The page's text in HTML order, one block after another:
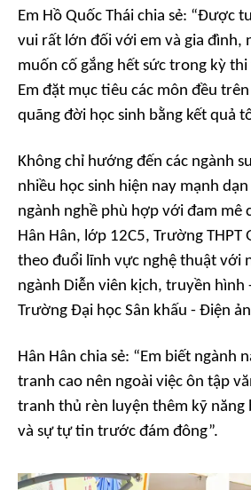
Em Hồ Quốc Thái chia sẻ: “Được
vui rất lớn đối với em và gia đình,
muốn cố gắng hết sức trong kỳ thi
Em đặt mục tiêu các môn đều
quãng đời học sinh bằng kết quả
Không chỉ hướng đến các ngành
nhiều học sinh hiện nay mạnh
ngành nghề phù hợp với đam mê
Hân Hân, lớp 12C5, Trường THPT
theo đuổi lĩnh vực nghệ thuật với
ngành Diễn viên kịch, truyền hình
Trường Đại học Sân khấu - Điện
Hân Hân chia sẻ: “Em biết ngành
tranh cao nên ngoài việc ôn tập
tranh thủ rèn luyện thêm kỹ năng
và sự tự tin trước đám đông”.